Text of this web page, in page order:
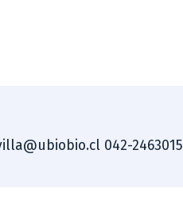
042-2463015